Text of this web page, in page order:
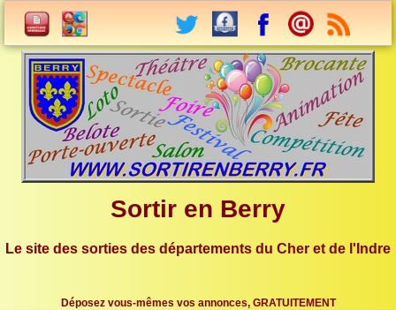
Sortir en Berry
Le site des sorties des départements du Cher et de l'Indre
Déposez vous-mêmes vos annonces, GRATUITEMENT